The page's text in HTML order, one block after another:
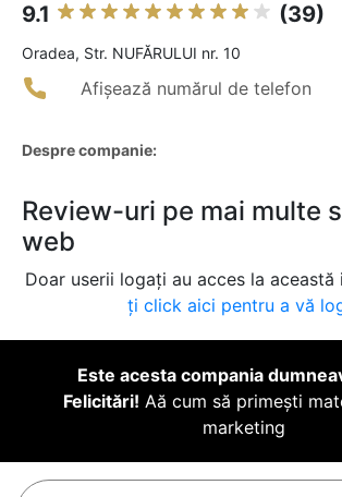
9.1 (39)
Oradea, Str. NUFĂRULUI nr. 10
Afișează numărul de telefon
Despre companie:
Review-uri pe mai multe
web
Doar userii logați au acces la această
ți click aici pentru a vă
Este acesta compania
Felicitări! Aă cum să primești
marketing